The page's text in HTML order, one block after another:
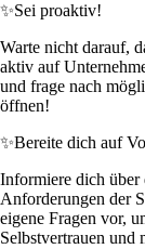
✨Sei proaktiv!
Warte nicht darauf,
aktiv auf
und frage nach
öffnen!
✨Bereite dich auf
Informiere dich über
Anforderungen der
eigene Fragen vor,
Selbstvertrauen und